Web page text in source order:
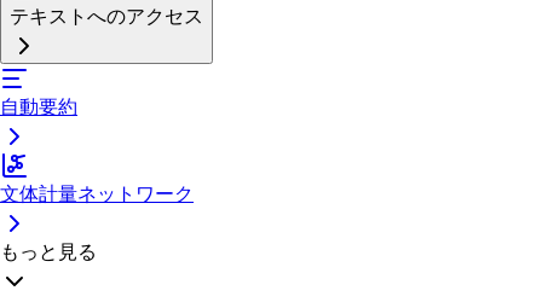
テキストへのアクセス
自動要約
文体計量ネットワーク
もっと見る